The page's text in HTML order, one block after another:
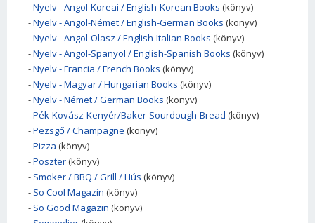
-Nyelv - Angol-Koreai / English-Korean Books (könyv)
-Nyelv - Angol-Német / English-German Books (könyv)
-Nyelv - Angol-Olasz / English-Italian Books (könyv)
-Nyelv - Angol-Spanyol / English-Spanish Books (könyv)
-Nyelv - Francia / French Books (könyv)
-Nyelv - Magyar / Hungarian Books (könyv)
-Nyelv - Német / German Books (könyv)
-Pék-Kovász-Kenyér/Baker-Sourdough-Bread (könyv)
-Pezsgő / Champagne (könyv)
-Pizza (könyv)
-Poszter (könyv)
- Smoker / BBQ / Grill / Hús (könyv)
- So Cool Magazin (könyv)
- So Good Magazin (könyv)